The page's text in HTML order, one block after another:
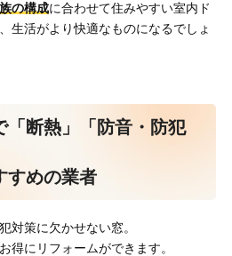
の構成に合わせて住みやすい室内ド
生活がより快適なものになるでしょ
「断熱」「防音・防犯
すめの業者
対策に欠かせない窓。
得にリフォームができます。